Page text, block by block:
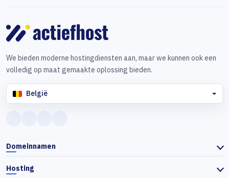
We bieden moderne hostingdiensten aan, maar we kunnen ook een
volledig op maat gemaakte oplossing bieden.
België
Domeinnamen
Hosting